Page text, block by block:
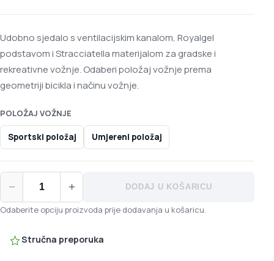
Udobno sjedalo s ventilacijskim kanalom, Royalgel
podstavom i Stracciatella materijalom za gradske i
rekreativne vožnje. Odaberi položaj vožnje prema
geometriji bicikla i načinu vožnje.
POLOŽAJ VOŽNJE
Sportski položaj Umjereni položaj
−
Selle Royal Respiro Stracciatella sjedalo količina
+ DODAJ U KOŠARICU
Odaberite opciju proizvoda prije dodavanja u košaricu.
Stručna preporuka